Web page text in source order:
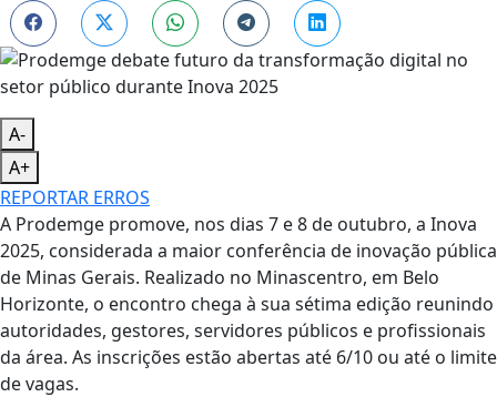
A-
A+
REPORTAR ERROS
A Prodemge promove, nos dias 7 e 8 de outubro, a Inova
2025, considerada a maior conferência de inovação pública
de Minas Gerais. Realizado no Minascentro, em Belo
Horizonte, o encontro chega à sua sétima edição reunindo
autoridades, gestores, servidores públicos e profissionais
da área. As inscrições estão abertas até 6/10 ou até o limite
de vagas.